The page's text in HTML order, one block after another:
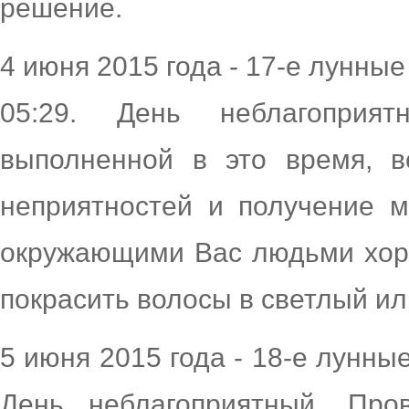
решение.
4 июня 2015 года - 17-е
05:29. День
выполненной в это время,
неприятностей и получение
окружающими Вас людьми
покрасить волосы в светлый
5 июня 2015 года - 18-е